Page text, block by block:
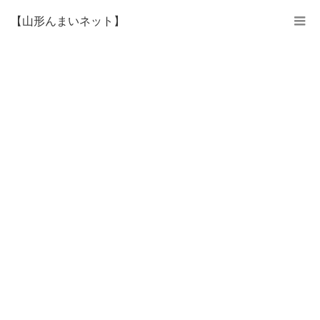
【山形んまいネット】